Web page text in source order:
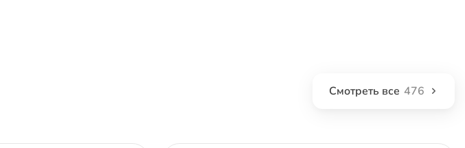
Смотреть все 476